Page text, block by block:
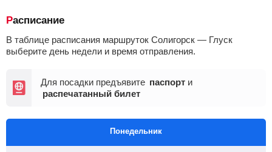
Расписание
В таблице расписания маршруток Солигорск — Глуск
выберите день недели и время отправления.
Для посадки предъявите паспорт и
распечатанный билет
Понедельник